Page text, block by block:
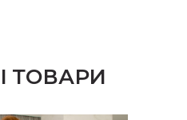
ТОВАРИ